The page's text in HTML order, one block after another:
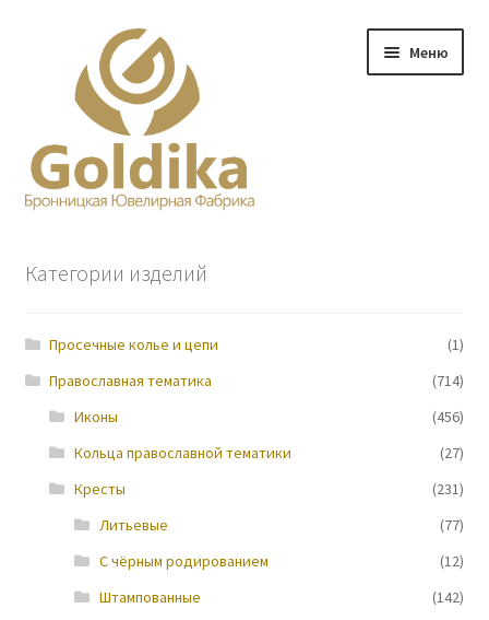
навигации
содержимому
Меню
Прайс-лист
Контакты
Новости
Категории изделий
Просечные колье и цепи
(1)
Православная тематика
(714)
Иконы
(456)
Кольца православной тематики
(27)
Кресты
(231)
Литьевые
(77)
С чёрным родированием
(12)
Штампованные
(142)